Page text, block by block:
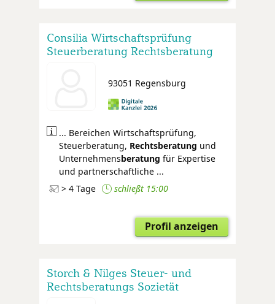
Consilia Wirtschaftsprüfung
Steuerberatung Rechtsberatung
93051 Regensburg
... Bereichen Wirtschaftsprüfung,
Steuerberatung, Rechtsberatung und
Unternehmensberatung für Expertise
und partnerschaftliche ...
> 4 Tage
schließt 15:00
Profil anzeigen
Storch & Nilges Steuer- und
Rechtsberatungs Sozietät